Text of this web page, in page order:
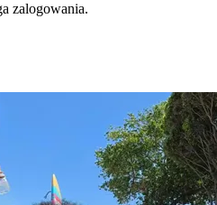
zalogowania.